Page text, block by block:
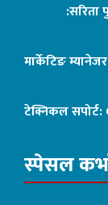
:सरिता
मार्केटिङ
टेक्निकल सपोर्ट:
स्पेसल